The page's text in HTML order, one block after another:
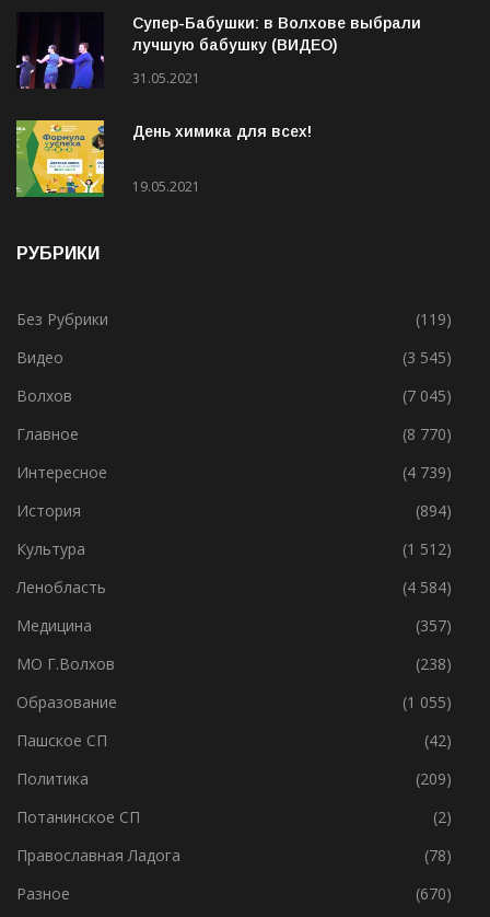
21.04.2021
Супер-Бабушки: в Волхове выбрали
31.05.2021
День химика для всех!
Без Рубрики
(119)
Видео
(3 545)
Волхов
(7 045)
Главное
(8 770)
Интересное
(4 739)
История
(894)
Культура
(1 512)
Ленобласть
(4 584)
Медицина
(357)
МО Г.Волхов
(238)
Образование
(1 055)
Пашское СП
(42)
Политика
(209)
Потанинское СП
(2)
Православная Ладога
(78)